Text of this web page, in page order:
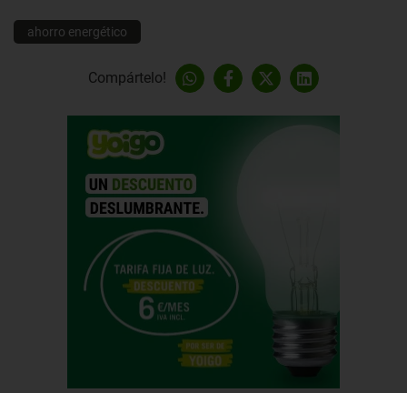
ahorro energético
Compártelo!